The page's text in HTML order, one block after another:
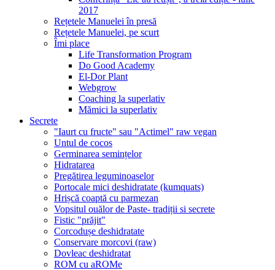
2017
Rețetele Manuelei în presă
Rețetele Manuelei, pe scurt
Îmi place
Life Transformation Program
Do Good Academy
El-Dor Plant
Webgrow
Coaching la superlativ
Mămici la superlativ
Secrete
"Iaurt cu fructe" sau "Actimel" raw vegan
Untul de cocos
Germinarea semințelor
Hidratarea
Pregătirea leguminoaselor
Portocale mici deshidratate (kumquats)
Hrișcă coaptă cu parmezan
Vopsitul ouălor de Paste- tradiții si secrete
Fistic "prăjit"
Corcodușe deshidratate
Conservare morcovi (raw)
Dovleac deshidratat
ROM cu aROMe